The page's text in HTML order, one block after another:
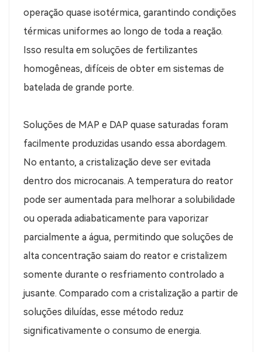
operação quase isotérmica, garantindo condições
térmicas uniformes ao longo de toda a reação.
Isso resulta em soluções de fertilizantes
homogêneas, difíceis de obter em sistemas de
batelada de grande porte.
Soluções de MAP e DAP quase saturadas foram
facilmente produzidas usando essa abordagem.
No entanto, a cristalização deve ser evitada
dentro dos microcanais. A temperatura do reator
pode ser aumentada para melhorar a solubilidade
ou operada adiabaticamente para vaporizar
parcialmente a água, permitindo que soluções de
alta concentração saiam do reator e cristalizem
somente durante o resfriamento controlado a
jusante. Comparado com a cristalização a partir de
soluções diluídas, esse método reduz
significativamente o consumo de energia.